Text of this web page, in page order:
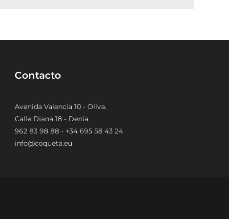
producto
Contacto
Avenida Valencia 10 - Oliva.
Calle Diana 18 - Denia.
962 83 98 88 - +34 695 58 43 24
info@coqueta.eu